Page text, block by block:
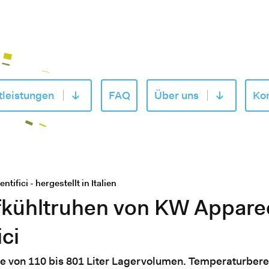
öffnen
Untermenu von «Dienstleistungen» öffnen
FAQ Über uns Untermenu
- hergestellt in Italien
von KW
von 110 bis 801 Liter Lagervolumen.